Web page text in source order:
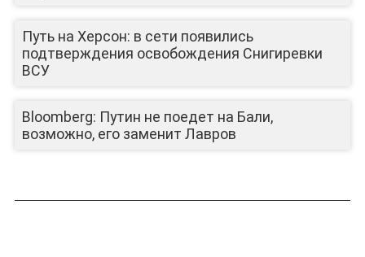
Путь на Херсон: в сети появились
подтверждения освобождения Снигиревки
ВСУ
Bloomberg: Путин не поедет на Бали,
возможно, его заменит Лавров